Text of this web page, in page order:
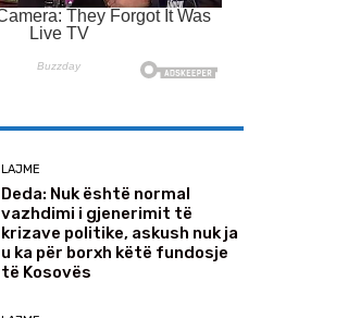
LAJME
Deda: Nuk është normal
vazhdimi i gjenerimit të
krizave politike, askush nuk ja
u ka për borxh këtë fundosje
të Kosovës